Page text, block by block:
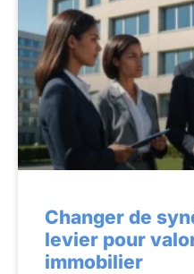
Changer de
levier pour
immobilier